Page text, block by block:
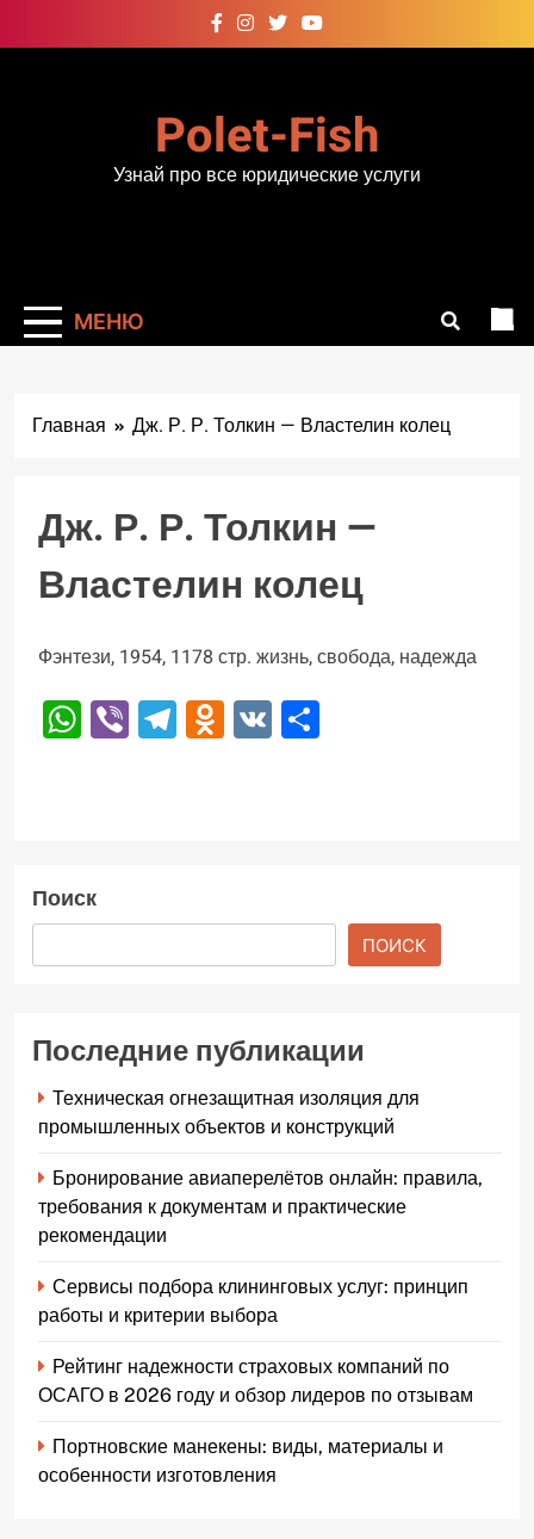
к
Polet-Fish
Узнай про все юридические услуги
МЕНЮ
Главная Дж. Р. Р. Толкин — Властелин колец
Дж. Р. Р. Толкин —
Властелин колец
Фэнтези, 1954, 1178 стр. жизнь, свобода, надежда
WhatsApp
ViberTelegram
Odnoklassniki
VK
Поиск
ПОИСК
Последние публикации
Техническая огнезащитная изоляция для
промышленных объектов и конструкций
Бронирование авиаперелётов онлайн: правила,
требования к документам и практические
рекомендации
Сервисы подбора клининговых услуг: принцип
работы и критерии выбора
Рейтинг надежности страховых компаний по
ОСАГО в 2026 году и обзор лидеров по отзывам
Портновские манекены: виды, материалы и
особенности изготовления